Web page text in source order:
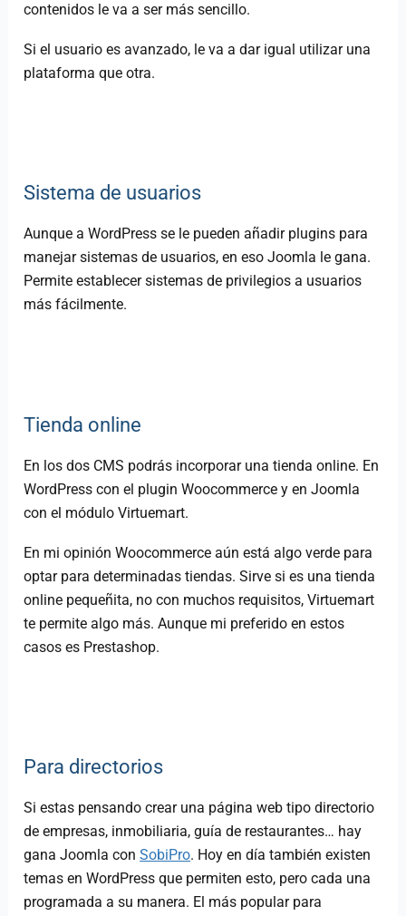
contenidos le va a ser más sencillo.
Si el usuario es avanzado, le va a dar igual utilizar una
plataforma que otra.
Sistema de usuarios
Aunque a WordPress se le pueden añadir plugins para
manejar sistemas de usuarios, en eso Joomla le gana.
Permite establecer sistemas de privilegios a usuarios
más fácilmente.
Tienda online
En los dos CMS podrás incorporar una tienda online. En
WordPress con el plugin Woocommerce y en Joomla
con el módulo Virtuemart.
En mi opinión Woocommerce aún está algo verde para
optar para determinadas tiendas. Sirve si es una tienda
online pequeñita, no con muchos requisitos, Virtuemart
te permite algo más. Aunque mi preferido en estos
casos es Prestashop.
Para directorios
Si estas pensando crear una página web tipo directorio
de empresas, inmobiliaria, guía de restaurantes… hay
gana Joomla conSobiPro. Hoy en día también existen
temas en WordPress que permiten esto, pero cada una
programada a su manera. El más popular para